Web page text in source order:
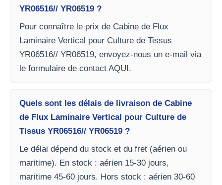
YR06516// YR06519 ?
Pour connaître le prix de Cabine de Flux
Laminaire Vertical pour Culture de Tissus
YR06516// YR06519, envoyez-nous un e-mail via
le formulaire de contact AQUI.
Quels sont les délais de livraison de Cabine
de Flux Laminaire Vertical pour Culture de
Tissus YR06516// YR06519 ?
Le délai dépend du stock et du fret (aérien ou
maritime). En stock : aérien 15-30 jours,
maritime 45-60 jours. Hors stock : aérien 30-60